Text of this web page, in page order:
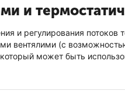
и
и регулирования
вентялими (с
может быть